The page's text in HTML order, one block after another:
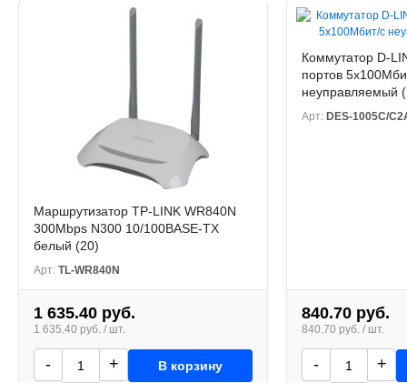
Маршрутизатор TP-LINK WR840N
300Mbps N300 10/100BASE-TX
белый (20)
Арт: TL-WR840N
1 635.40 руб.
1 635.40 руб. / шт.
- + В корзину
Коммутатор D-
портов
неуправляемый
Арт: DES-1005C/
840.70 руб.
840.70 руб. / шт.
- +